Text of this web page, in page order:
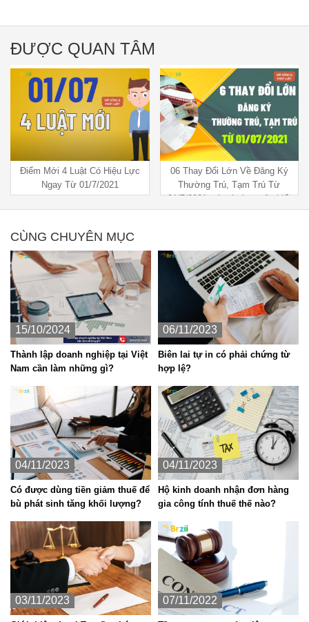
ĐƯỢC QUAN TÂM
06 Thay Đổi Lớn Về Đăng Ký
Thường Trú, Tạm Trú Từ
01/7/2021 mà các bạn nên biết
Bà cụ 02 năm đi đòi Sổ đỏ mà
chưa được - (Phần 2)
CÙNG CHUYÊN MỤC
15/10/2024
Thành lập doanh nghiệp tại Việt
Nam cần làm những gì?
06/11/2023
Biên lai tự in có phải chứng từ
hợp lệ?
04/11/2023
Có được dùng tiền giảm thuế để
bù phát sinh tăng khối lượng?
04/11/2023
Hộ kinh doanh nhận đơn hàng
gia công tính thuế thế nào?
03/11/2023 07/11/2022